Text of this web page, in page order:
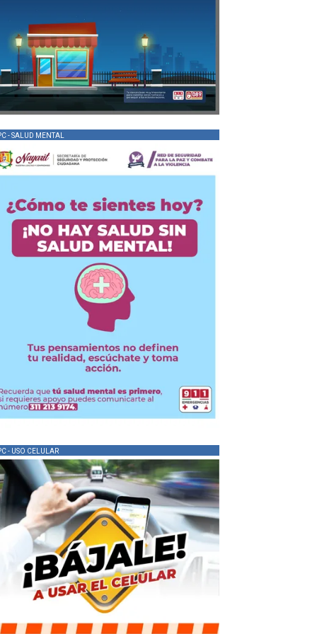
- SALUD MENTAL
- USO CELULAR